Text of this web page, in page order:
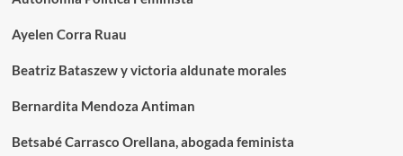
Ayelen Corra Ruau
Beatriz Bataszew y victoria aldunate morales
Bernardita Mendoza Antiman
Betsabé Carrasco Orellana, abogada feminista